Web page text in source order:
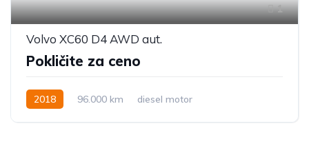
1
Volvo XC60 D4 AWD aut.
Pokličite za ceno
2018 96.000 km diesel motor